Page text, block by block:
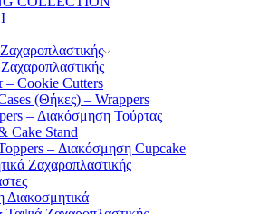
Cookie Cutters
(Θήκες) – Wrappers
– Διακόσμηση Τούρτας
Cake Stand
– Διακόσμηση Cupcake
Ζαχαροπλαστικής
Διακοσμητικά